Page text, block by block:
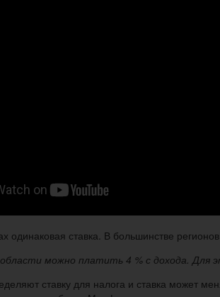
одинаковая ставка. В большинстве
можно платить 4 % с дохода. Для
ставку для налога и ставка может